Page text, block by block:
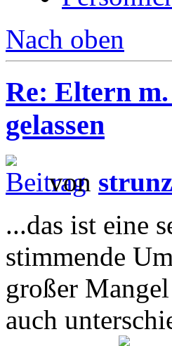
Nach oben
Re: Eltern
gelassen
von
...das ist eine
stimmende
großer
auch